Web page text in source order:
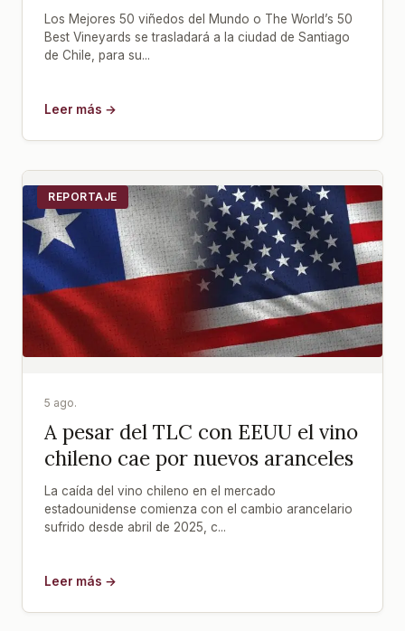
Los Mejores 50 viñedos del Mundo o The World’s 50
Best Vineyards se trasladará a la ciudad de Santiago
de Chile, para su...
Leer más →
REPORTAJE
5 ago.
A pesar del TLC con EEUU el vino
chileno cae por nuevos aranceles
La caída del vino chileno en el mercado
estadounidense comienza con el cambio arancelario
sufrido desde abril de 2025, c...
Leer más →